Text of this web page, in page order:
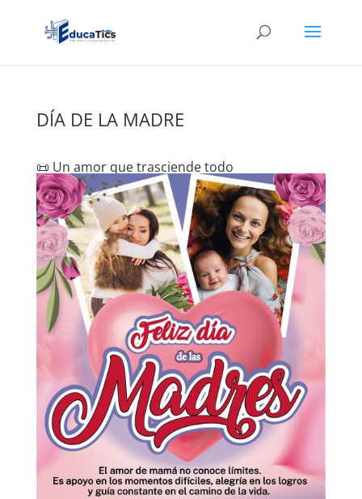
DÍA DE LA MADRE
📜 Un amor que trasciende todo